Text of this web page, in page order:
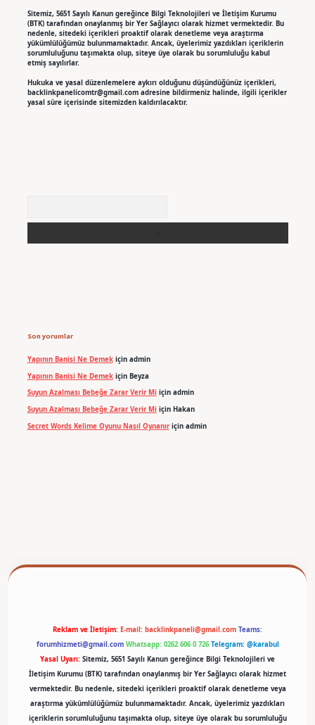
Sitemiz, 5651 Sayılı Kanun gereğince Bilgi Teknolojileri ve İletişim Kurumu
(BTK) tarafından onaylanmış bir Yer Sağlayıcı olarak hizmet vermektedir. Bu
nedenle, sitedeki içerikleri proaktif olarak denetleme veya araştırma
yükümlülüğümüz bulunmamaktadır. Ancak, üyelerimiz yazdıkları içeriklerin
sorumluluğunu taşımakta olup, siteye üye olarak bu sorumluluğu kabul
etmiş sayılırlar.
Hukuka ve yasal düzenlemelere aykırı olduğunu düşündüğünüz içerikleri,
backlinkpanelicomtr@gmail.comadresine bildirmeniz halinde, ilgili içerikler
yasal süre içerisinde sitemizden kaldırılacaktır.
Son yorumlar
Yapının Banisi Ne Demekiçin admin
Yapının Banisi Ne Demekiçin Beyza
Suyun Azalması Bebeğe Zarar Verir Miiçin admin
Suyun Azalması Bebeğe Zarar Verir Miiçin Hakan
Secret Words Kelime Oyunu Nasıl Oynanıriçin admin
Reklam ve İletişim: E-mail: backlinkpaneli@gmail.com Teams:
forumhizmeti@gmail.com Whatsapp: 0262 606 0 726 Telegram: @karabul
Yasal Uyarı: Sitemiz, 5651 Sayılı Kanun gereğince Bilgi Teknolojileri ve
İletişim Kurumu (BTK) tarafından onaylanmış bir Yer Sağlayıcı olarak hizmet
vermektedir. Bu nedenle, sitedeki içerikleri proaktif olarak denetleme veya
araştırma yükümlülüğümüz bulunmamaktadır. Ancak, üyelerimiz yazdıkları
içeriklerin sorumluluğunu taşımakta olup, siteye üye olarak bu sorumluluğu